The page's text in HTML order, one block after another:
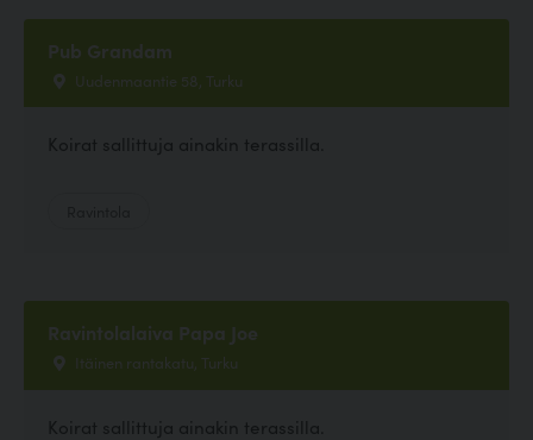
Pub Grandam
Uudenmaantie 58, Turku
Koirat sallittuja ainakin terassilla.
Ravintolalaiva Papa Joe
Itäinen rantakatu, Turku
Koirat sallittuja ainakin terassilla.